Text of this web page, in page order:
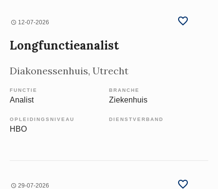
12-07-2026
Longfunctieanalist
Diakonessenhuis, Utrecht
FUNCTIE
Analist
BRANCHE
Ziekenhuis
OPLEIDINGSNIVEAU
HBO
DIENSTVERBAND
29-07-2026